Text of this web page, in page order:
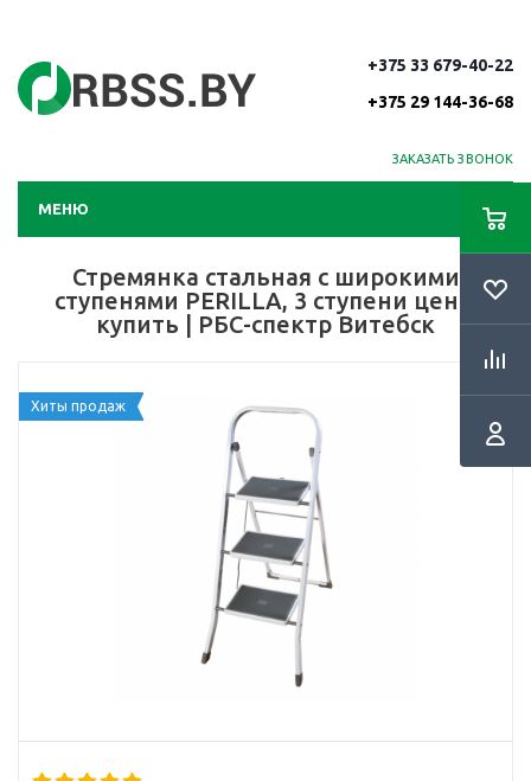
+375 33 679-40-22
+375 29 144-36-68
ЗАКАЗАТЬ ЗВОНОК
МЕНЮ
Стремянка стальная с широкими
ступенями PERILLA, 3 ступени цена,
купить | РБС-спектр Витебск
Хиты продаж